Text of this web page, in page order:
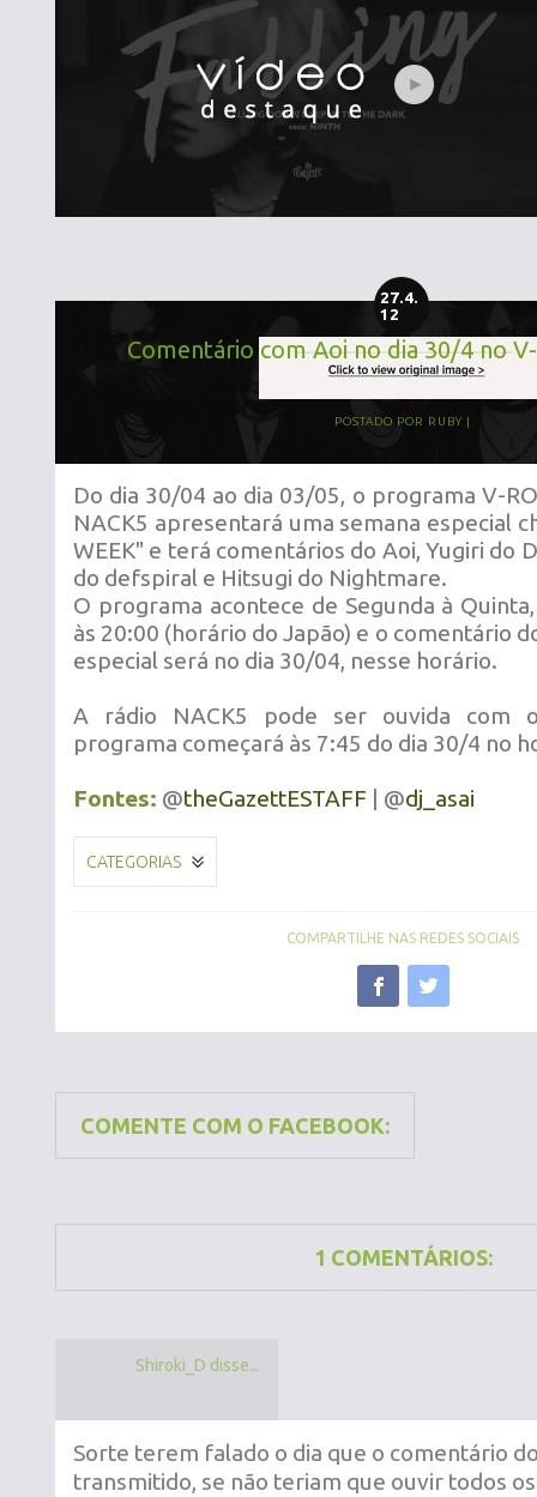
27.4.
12
Comentário com Aoi no dia 30/4 no
POSTADO POR RUBY
Do dia 30/04 ao dia 03/05, o programa V-
NACK5 apresentará uma semana especial
WEEK" e terá comentários do Aoi, Yugiri do
do defspiral e Hitsugi do Nightmare.
O programa acontece de Segunda à
às 20:00 (horário do Japão) e o comentário
especial será no dia 30/04, nesse horário.
A rádio NACK5 pode ser ouvida com
programa começará às 7:45 do dia 30/4 no
Fontes: @theGazettESTAFF | @dj_asai
CATEGORIAS
COMPARTILHE NAS REDES SOCIAIS
COMENTE COM O FACEBOOK:
1 COMENTÁRIOS:
Shiroki_D disse...
Sorte terem falado o dia que o comentário
transmitido, se não teriam que ouvir todos